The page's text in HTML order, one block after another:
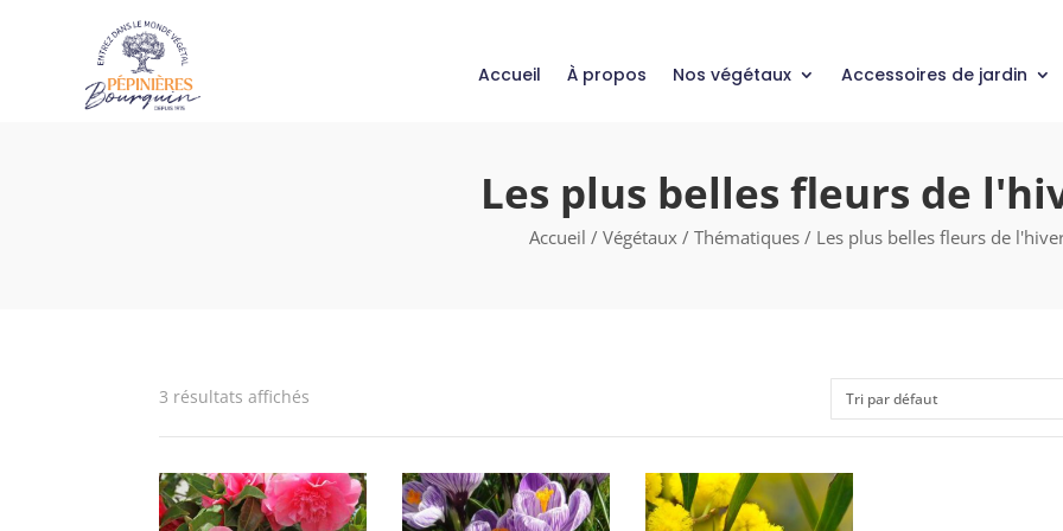
Accueil À propos Nos végétaux Accessoires de jardin
Les plus belles fleurs de
Accueil / Végétaux / Thématiques / Les plus belles fleurs de
3 résultats affichés